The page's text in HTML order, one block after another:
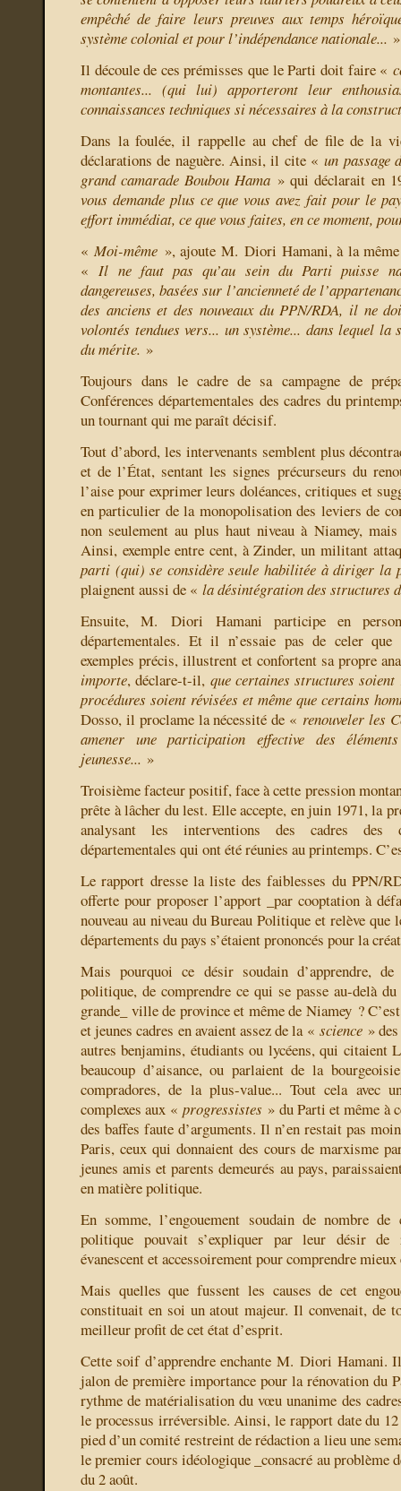
empêché de faire leurs preuves aux temps
système colonial et pour l’indépendance nationale... »
Il découle de ces prémisses que le Parti doit faire «
montantes... (qui lui) apporteront leur
connaissances techniques si nécessaires à la
Dans la foulée, il rappelle au chef de file de la
déclarations de naguère. Ainsi, il cite «un passage
grand camarade Boubou Hama » qui déclarait en
vous demande plus ce que vous avez fait pour le
effort immédiat, ce que vous faites, en ce moment,
«Moi-même », ajoute M. Diori Hamani, à la
«Il ne faut pas qu’au sein du Parti puisse
dangereuses, basées sur l’ancienneté de
des anciens et des nouveaux du PPN/RDA, il ne
volontés tendues vers... un système... dans lequel la
du mérite. »
Toujours dans le cadre de sa campagne de
Conférences départementales des cadres du
un tournant qui me paraît décisif.
Tout d’abord, les intervenants semblent plus
et de l’État, sentant les signes précurseurs du
l’aise pour exprimer leurs doléances, critiques et
en particulier de la monopolisation des leviers de
non seulement au plus haut niveau à Niamey,
Ainsi, exemple entre cent, à Zinder, un militant
parti (qui) se considère seule habilitée à diriger la
plaignent aussi de « la désintégration des structures
Ensuite, M. Diori Hamani participe en
départementales. Et il n’essaie pas de celer
exemples précis, illustrent et confortent sa propre
importe, déclare-t-il, que certaines structures soient
procédures soient révisées et même que certains
Dosso, il proclame la nécessité de « renouveler les
amener une participation effective des
jeunesse... »
Troisième facteur positif, face à cette pression
prête à lâcher du lest. Elle accepte, en juin 1971, la
analysant les interventions des cadres des
départementales qui ont été réunies au printemps.
Le rapport dresse la liste des faiblesses du PPN/
offerte pour proposer l’apport _par cooptation à
nouveau au niveau du Bureau Politique et relève que
départements du pays s’étaient prononcés pour la
Mais pourquoi ce désir soudain d’apprendre,
politique, de comprendre ce qui se passe au-delà
grande_ ville de province et même de Niamey ?
et jeunes cadres en avaient assez de la « science» des
autres benjamins, étudiants ou lycéens, qui citaient
beaucoup d’aisance, ou parlaient de la
compradores, de la plus-value... Tout cela avec
complexes aux « progressistes » du Parti et même à
des baffes faute d’arguments. Il n’en restait pas
Paris, ceux qui donnaient des cours de marxisme
jeunes amis et parents demeurés au pays,
en matière politique.
En somme, l’engouement soudain de nombre de
politique pouvait s’expliquer par leur désir de
évanescent et accessoirement pour comprendre
Mais quelles que fussent les causes de cet
constituait en soi un atout majeur. Il convenait, de
meilleur profit de cet état d’esprit.
Cette soif d’apprendre enchante M. Diori Hamani.
jalon de première importance pour la rénovation du
rythme de matérialisation du vœu unanime des
le processus irréversible. Ainsi, le rapport date du
pied d’un comité restreint de rédaction a lieu une
le premier cours idéologique _consacré au problème
du 2 août.